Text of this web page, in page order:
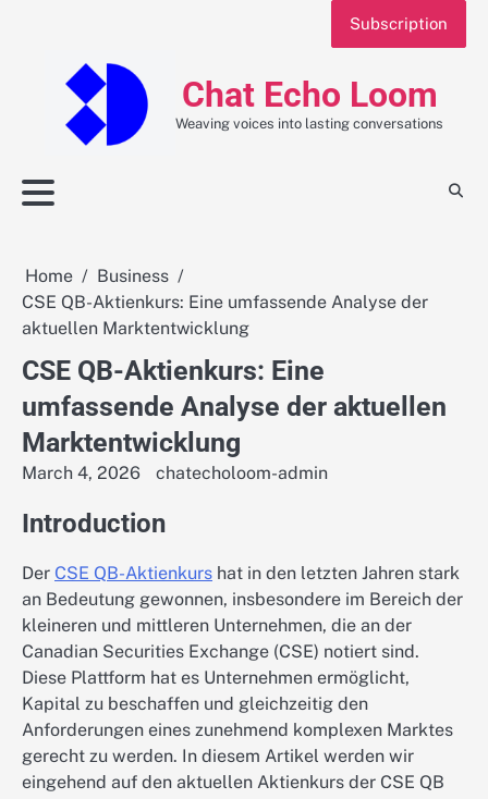
Chat Echo Loom
Weaving voices into lasting conversations
Subscription
Home
Business
CSE QB-Aktienkurs: Eine umfassende Analyse der
aktuellen Marktentwicklung
CSE QB-Aktienkurs: Eine
umfassende Analyse der aktuellen
Marktentwicklung
March 4, 2026 chatecholoom-admin
Introduction
Der CSE QB-Aktienkurs hat in den letzten Jahren stark
an Bedeutung gewonnen, insbesondere im Bereich der
kleineren und mittleren Unternehmen, die an der
Canadian Securities Exchange (CSE) notiert sind.
Diese Plattform hat es Unternehmen ermöglicht,
Kapital zu beschaffen und gleichzeitig den
Anforderungen eines zunehmend komplexen Marktes
gerecht zu werden. In diesem Artikel werden wir
eingehend auf den aktuellen Aktienkurs der CSE QB